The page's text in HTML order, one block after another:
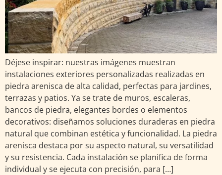
Déjese inspirar: nuestras imágenes muestran
instalaciones exteriores personalizadas realizadas en
piedra arenisca de alta calidad, perfectas para jardines,
terrazas y patios. Ya se trate de muros, escaleras,
bancos de piedra, elegantes bordes o elementos
decorativos: diseñamos soluciones duraderas en piedra
natural que combinan estética y funcionalidad. La piedra
arenisca destaca por su aspecto natural, su versatilidad
y su resistencia. Cada instalación se planifica de forma
individual y se ejecuta con precisión, para […]